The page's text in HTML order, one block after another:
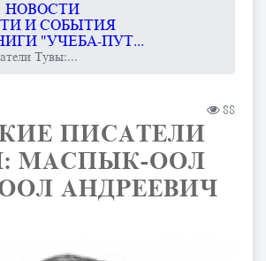
НОВОСТИ
И СОБЫТИЯ
"УЧЕБА-ПУТ...
Тувы:...
88
ПИСАТЕЛИ
МАСПЫК-ООЛ
АНДРЕЕВИЧ